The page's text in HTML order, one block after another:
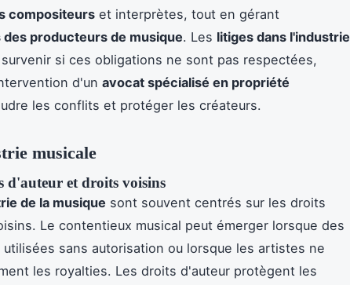
compositeurs et interprètes, tout en gérant
producteurs de musique. Les litiges dans l'industrie
si ces obligations ne sont pas respectées,
d'un avocat spécialisé en propriété
les conflits et protéger les créateurs.
musicale
d'auteur et droits voisins
de la musique sont souvent centrés sur les droits
Le contentieux musical peut émerger lorsque des
sans autorisation ou lorsque les artistes ne
les royalties. Les droits d'auteur protègent les